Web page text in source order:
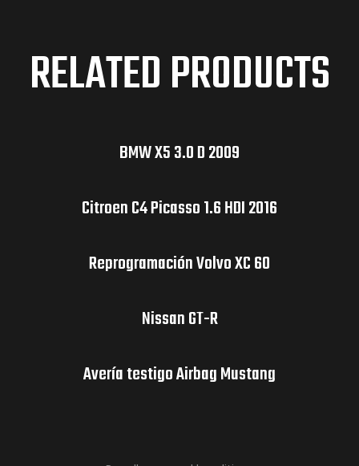
RELATED PRODUCTS
BMW X5 3.0 D 2009
Citroen C4 Picasso 1.6 HDI 2016
Reprogramación Volvo XC 60
Nissan GT-R
Avería testigo Airbag Mustang